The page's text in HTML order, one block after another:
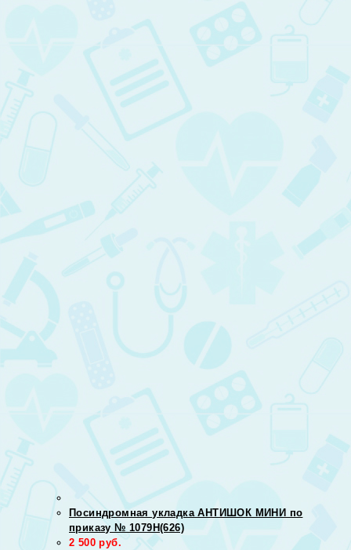
Посиндромная укладка АНТИШОК МИНИ по
приказу № 1079Н(626)
2 500 руб.